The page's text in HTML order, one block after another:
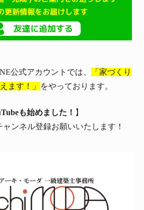
公式アカウントでは、
「家づくり
ます！」
をやっております。
も始めました！ 】
ンネル登録お願いいたします！